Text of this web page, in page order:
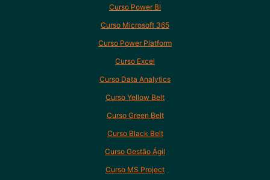
Curso Power BI
Curso Microsoft 365
Curso Power Platform
Curso Excel
Curso Data Analytics
Curso Yellow Belt
Curso Green Belt
Curso Black Belt
Curso Gestão Ágil
Curso MS Project